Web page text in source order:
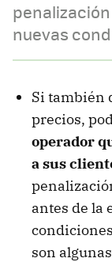
nuevas
Si también
precios,
operador
a sus
antes de la
son